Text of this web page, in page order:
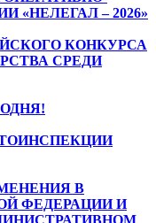
– 2026»
КОНКУРСА
СРЕДИ
В
ФЕДЕРАЦИИ И